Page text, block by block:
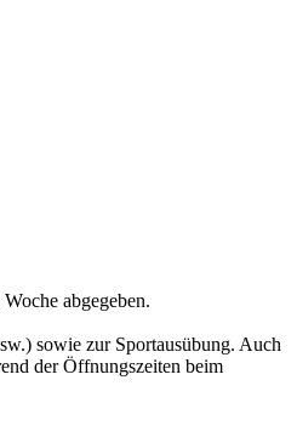
abgegeben.
sowie zur Sportausübung. Auch
der Öffnungszeiten beim